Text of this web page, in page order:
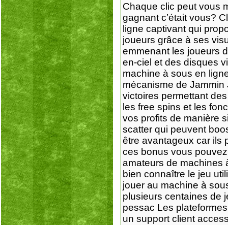
Chaque clic peut vous
gagnant c’était vous?
ligne captivant qui
joueurs grâce à ses
emmenant les joueurs
en-ciel et des disques
machine à sous en
mécanisme de
victoires permettant
les free spins et les
vos profits de manière
scatter qui peuvent
être avantageux car ils
ces bonus vous
amateurs de machines
bien connaître le jeu
jouer au machine à
plusieurs centaines de
pessac Les
un support client